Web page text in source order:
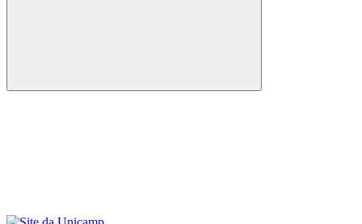
Buscar